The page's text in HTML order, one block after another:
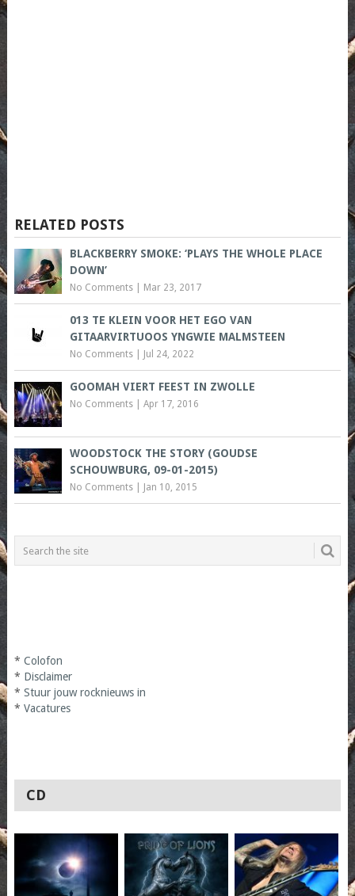
RELATED POSTS
BLACKBERRY SMOKE: ‘PLAYS THE WHOLE PLACE
DOWN’
No Comments| Mar 23, 2017
013 TE KLEIN VOOR HET EGO VAN
GITAARVIRTUOOS YNGWIE MALMSTEEN
No Comments| Jul 24, 2022
GOOMAH VIERT FEEST IN ZWOLLE
No Comments| Apr 17, 2016
WOODSTOCK THE STORY (GOUDSE
SCHOUWBURG, 09-01-2015)
No Comments| Jan 10, 2015
* Colofon
* Disclaimer
* Stuur jouw rocknieuws in
* Vacatures
CD